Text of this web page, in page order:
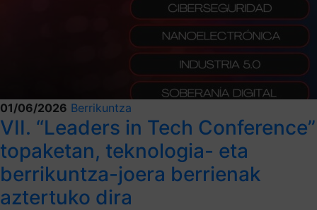
01/06/2026 Berrikuntza
VII. “Leaders in Tech Conference”
topaketan, teknologia- eta
berrikuntza-joera berrienak
aztertuko dira